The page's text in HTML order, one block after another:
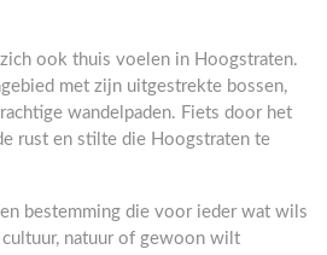
ook thuis voelen in Hoogstraten.
met zijn uitgestrekte bossen,
wandelpaden. Fiets door het
rust en stilte die Hoogstraten te
bestemming die voor ieder wat wils
natuur of gewoon wilt